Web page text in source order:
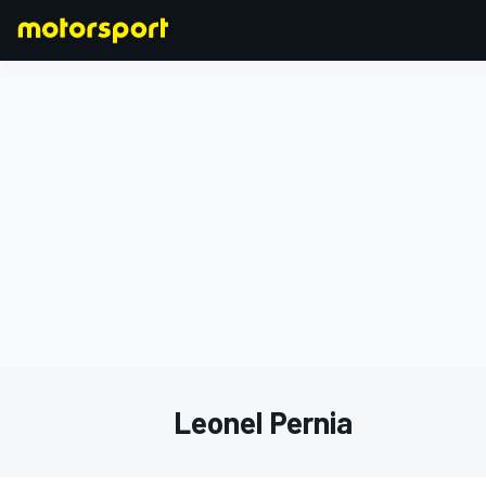
Leonel Pernia